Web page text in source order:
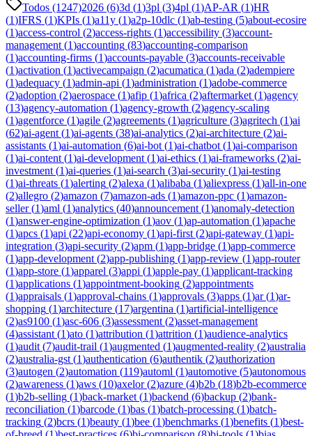
Todos (1247)2026 (6)3d (1)3pl (3)4pl (1)AP-AR (1)HR
(1)IFRS (1)KPIs (1)a11y (1)a2p-10dlc (1)ab-testing (5)about-ecosire
(1)access-control (2)access-rights (1)accessibility (3)account-
management (1)accounting (83)accounting-comparison
(1)accounting-firms (1)accounts-payable (3)accounts-receivable
(1)activation (1)activecampaign (2)acumatica (1)ada (2)adempiere
(1)adequacy (1)admin-api (1)administration (1)adobe-commerce
(2)adoption (2)aerospace (1)afip (1)africa (2)aftermarket (1)agency
(13)agency-automation (1)agency-growth (2)agency-scaling
(1)agentforce (1)agile (2)agreements (1)agriculture (3)agritech (1)ai
(62)ai-agent (1)ai-agents (38)ai-analytics (2)ai-architecture (2)ai-
assistants (1)ai-automation (6)ai-bot (1)ai-chatbot (1)ai-comparison
(1)ai-content (1)ai-development (1)ai-ethics (1)ai-frameworks (2)ai-
investment (1)ai-queries (1)ai-search (3)ai-security (1)ai-testing
(1)ai-threats (1)alerting (2)alexa (1)alibaba (1)aliexpress (1)all-in-one
(2)allegro (2)amazon (7)amazon-ads (1)amazon-ppc (1)amazon-
seller(1)aml (1)analytics (40)announcement (1)anomaly-detection
(1)answer-engine-optimization (1)aov (1)ap-automation (1)apache
(1)apcs (1)api (22)api-economy (1)api-first (2)api-gateway (1)api-
integration (3)api-security (2)apm (1)app-bridge (1)app-commerce
(1)app-development (2)app-publishing (1)app-review (1)app-router
(1)app-store (1)apparel (3)appi (1)apple-pay (1)applicant-tracking
(1)applications (1)appointment-booking (2)appointments
(1)appraisals (1)approval-chains (1)approvals (3)apps (1)ar(1)ar-
shopping (1)architecture (17)argentina (1)artificial-intelligence
(2)as9100 (1)asc-606 (3)assessment (2)asset-management
(4)assistant (1)ato (1)attribution (1)attrition (1)audience-analytics
(1)audit (7)audit-trail (1)augmented (1)augmented-reality (2)australia
(2)australia-gst (1)authentication (6)authentik (2)authorization
(3)autogen (2)automation (119)automl (1)automotive (5)autonomous
(2)awareness (1)aws (10)axelor(2)azure (4)b2b (18)b2b-ecommerce
(1)b2b-selling (1)back-market (1)backend (6)backup (2)bank-
reconciliation (1)barcode (1)bas (1)batch-processing (1)batch-
tracking (2)bcrs (1)beauty (1)bee (1)benchmarks (1)benefits (1)best-